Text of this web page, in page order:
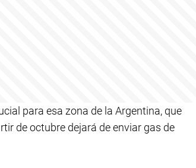
para esa zona de la Argentina, que
de octubre dejará de enviar gas de